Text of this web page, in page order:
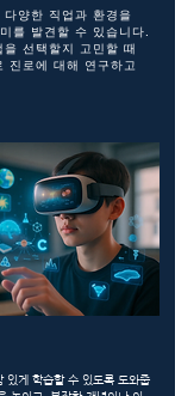
양한 직업과 환경을
를 발견할 수 있습니다.
선택할지 고민할 때
진로에 대해 연구하고
있게 학습할 수 있도록 도와줍